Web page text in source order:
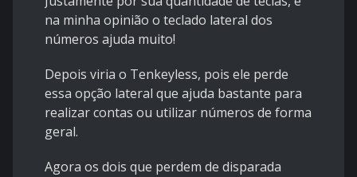
na minha opinião o teclado lateral dos
números ajuda muito!
Depois viria o Tenkeyless, pois ele perde
essa opção lateral que ajuda bastante para
realizar contas ou utilizar números de forma
geral.
Agora os dois que perdem de disparada